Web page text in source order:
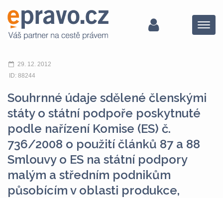
Menu
29. 12. 2012
ID: 88244
Souhrnné údaje sdělené členskými
státy o státní podpoře poskytnuté
podle nařízení Komise (ES) č.
736/2008 o použití článků 87 a 88
Smlouvy o ES na státní podpory
malým a středním podnikům
působícím v oblasti produkce,